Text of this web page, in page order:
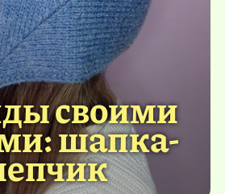
своими
шапка-